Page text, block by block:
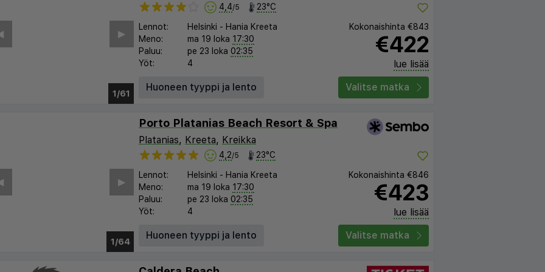
1/56
▶︎
4,4/5 23°C
Lennot: Helsinki - Hania Kreeta
Meno:
ma 19 loka 17:30
Paluu:
pe 23 loka 02:35
Yöt:
4
Kokonaishinta €843
€422
lue lisää
Huoneen tyyppi ja lento
Valitse matka
1/56
▶︎
Porto Platanias Beach Resort & Spa
Platanias, Kreeta, Kreikka
4,2/5 23°C
Lennot: Helsinki - Hania Kreeta
Meno:
ma 19 loka 17:30
Paluu:
pe 23 loka 02:35
Yöt:
4
Kokonaishinta €846
€423
lue lisää
Huoneen tyyppi ja lento
Valitse matka